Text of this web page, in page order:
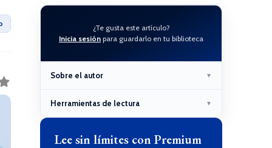
¿Te gusta este artículo?
Inicia sesión para guardarlo en tu biblioteca
Sobre el autor ▼
Herramientas de lectura ▼
Lee sin límites con Premium